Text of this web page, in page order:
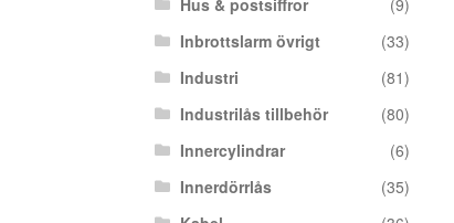
Hus & postsiffror
(9)
Inbrottslarm övrigt
(33)
Industri
(81)
Industrilås tillbehör
(80)
Innercylindrar
(6)
Innerdörrlås
(35)